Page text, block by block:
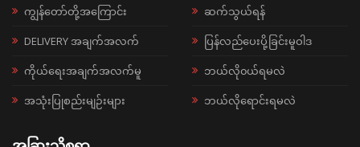
ကျွန်တော်တို့အကြောင်း
DELIVERY အချက်အလက်
ကိုယ်ရေးအချက်အလက်မူ
အသုံးပြုစည်းမျဉ်းများ
ဆက်သွယ်ရန်
ပြန်လည်ပေးပို့ခြင်းမူဝါဒ
ဘယ်လို၀ယ်ရမလဲ
ဘယ်လိုရောင်းရမလဲ